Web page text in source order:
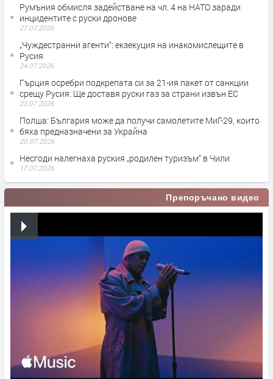
Румъния обмисля задействане на чл. 4 на НАТО заради
инцидентите с руски дронове
27.07.2026
„Чуждестранни агенти“: екзекуция на инакомислещите в
Русия
24.07.2026
Гърция осребри подкрепата си за 21-ия пакет от санкции
срещу Русия: Ще доставя руски газ за страни извън ЕС
23.07.2026
Полша: България може да получи самолетите МиГ-29, които
бяха предназначени за Украйна
20.07.2026
Несгоди налегнаха руския „родилен туризъм“ в Чили
17.07.2026
Препоръчано видео